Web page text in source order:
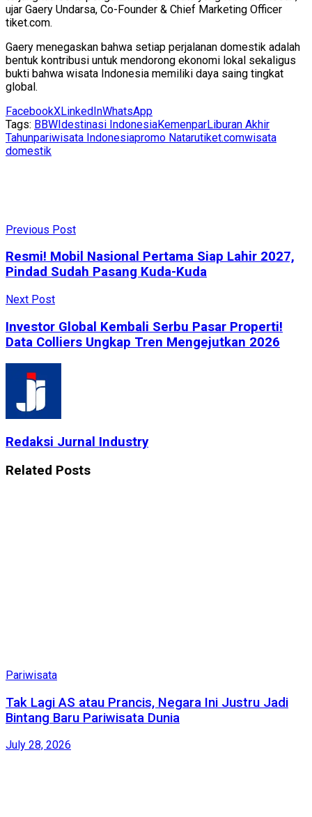
ujar Gaery Undarsa, Co-Founder & Chief Marketing Officer
tiket.com.
Gaery menegaskan bahwa setiap perjalanan domestik adalah
bentuk kontribusi untuk mendorong ekonomi lokal sekaligus
bukti bahwa wisata Indonesia memiliki daya saing tingkat
global.
FacebookXLinkedInWhatsApp
Tags: BBWIdestinasi IndonesiaKemenparLiburan Akhir
Tahunpariwisata Indonesiapromo Natarutiket.comwisata
domestik
Previous Post
Resmi! Mobil Nasional Pertama Siap Lahir 2027,
Pindad Sudah Pasang Kuda-Kuda
Next Post
Investor Global Kembali Serbu Pasar Properti!
Data Colliers Ungkap Tren Mengejutkan 2026
Redaksi Jurnal Industry
Related Posts
Pariwisata
Tak Lagi AS atau Prancis, Negara Ini Justru Jadi
Bintang Baru Pariwisata Dunia
July 28, 2026